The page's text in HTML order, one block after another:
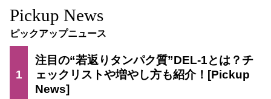
Pickup News
ピックアップニュース
1
注目の“若返りタンパク質”DEL-1とは？チ
ェックリストや増やし方も紹介！